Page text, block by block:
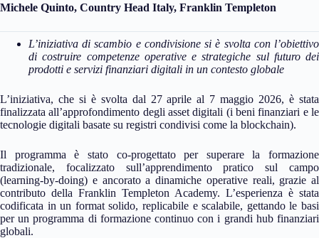
Michele Quinto, Country Head Italy, Franklin Templeton
L’iniziativa di scambio e condivisione si è svolta con l’obiettivo
di costruire competenze operative e strategiche sul futuro dei
prodotti e servizi finanziari digitali in un contesto globale
L’iniziativa, che si è svolta dal 27 aprile al 7 maggio 2026, è stata
finalizzata all’approfondimento degli asset digitali (i beni finanziari e le
tecnologie digitali basate su registri condivisi come la blockchain).
Il programma è stato co-progettato per superare la formazione
tradizionale, focalizzato sull’apprendimento pratico sul campo
(learning-by-doing) e ancorato a dinamiche operative reali, grazie al
contributo della Franklin Templeton Academy. L’esperienza è stata
codificata in un format solido, replicabile e scalabile, gettando le basi
per un programma di formazione continuo con i grandi hub finanziari
globali.